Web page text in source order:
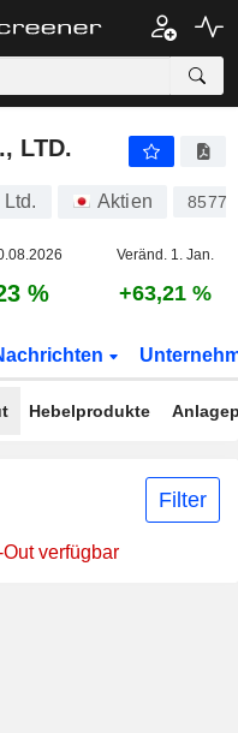
LTD.
Aktien
Veränd. 1. Jan.
% +63,21 %
Hebelprodukte
Filter
verfügbar